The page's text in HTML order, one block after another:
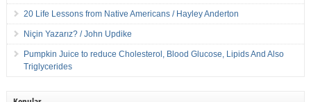
20 Life Lessons from Native Americans / Hayley Anderton
Niçin Yazarız? / John Updike
Pumpkin Juice to reduce Cholesterol, Blood Glucose, Lipids And Also
Triglycerides